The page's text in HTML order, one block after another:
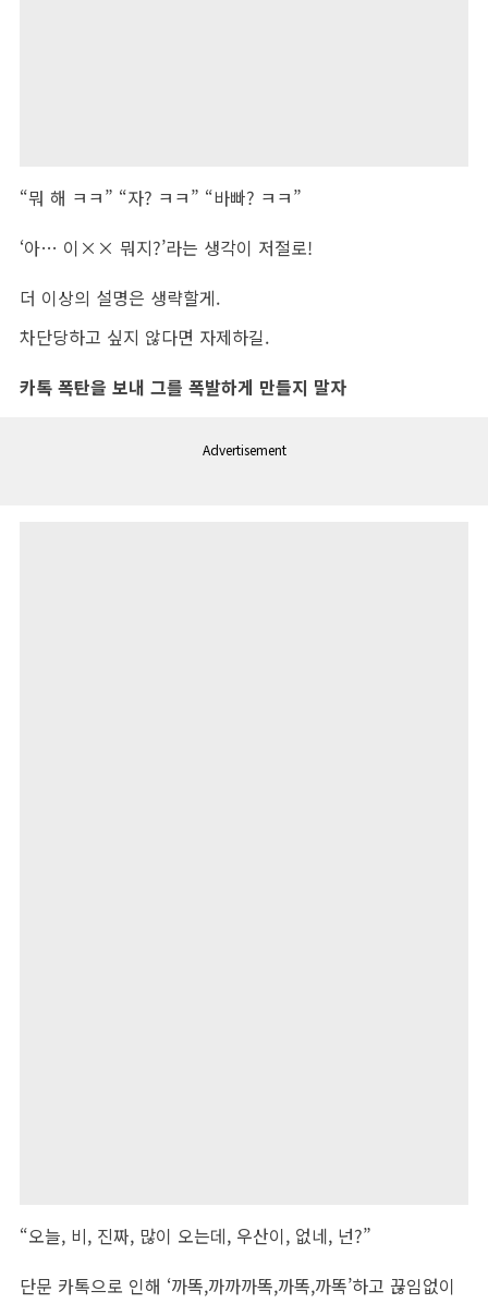
“뭐 해 ㅋㅋ” “자? ㅋㅋ” “바빠? ㅋㅋ”
‘아… 이×× 뭐지?’라는 생각이 저절로!
더 이상의 설명은 생략할게.
차단당하고 싶지 않다면 자제하길.
카톡 폭탄을 보내 그를 폭발하게 만들지 말자
Advertisement
“오늘, 비, 진짜, 많이 오는데, 우산이, 없네, 넌?”
단문 카톡으로 인해 ‘까똑,까까까똑,까똑,까똑’하고 끊임없이